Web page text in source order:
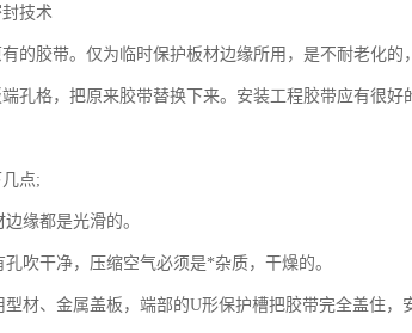
技术
有的胶带。仅为临时保护板材边缘所用，是不耐老化
孔格，把原来胶带替换下来。安装工程胶带应有很
点;
缘都是光滑的。
孔吹干净，压缩空气必须是*杂质，干燥的。
型材、金属盖板，端部的U形保护槽把胶带完全盖住，